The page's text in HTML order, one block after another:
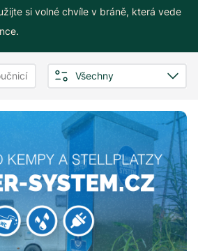
si volné chvíle v bráně, která vede
Všechny